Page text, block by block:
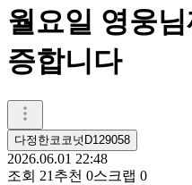
월요일 영웅
증합니다
다정한코코넛D129058
2026.06.01 22:48
조회 21 추천 0스크랩 0